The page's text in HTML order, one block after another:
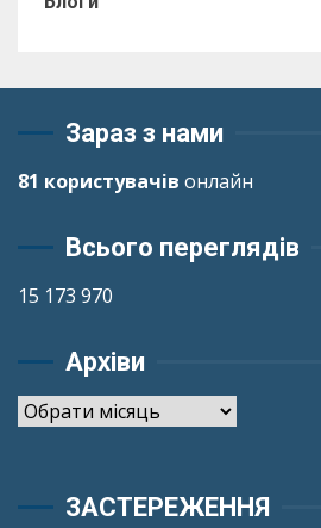
Зараз з нами
81 користувачів онлайн
Всього переглядів
15 173 970
Архіви
Архіви
ЗАСТЕРЕЖЕННЯ